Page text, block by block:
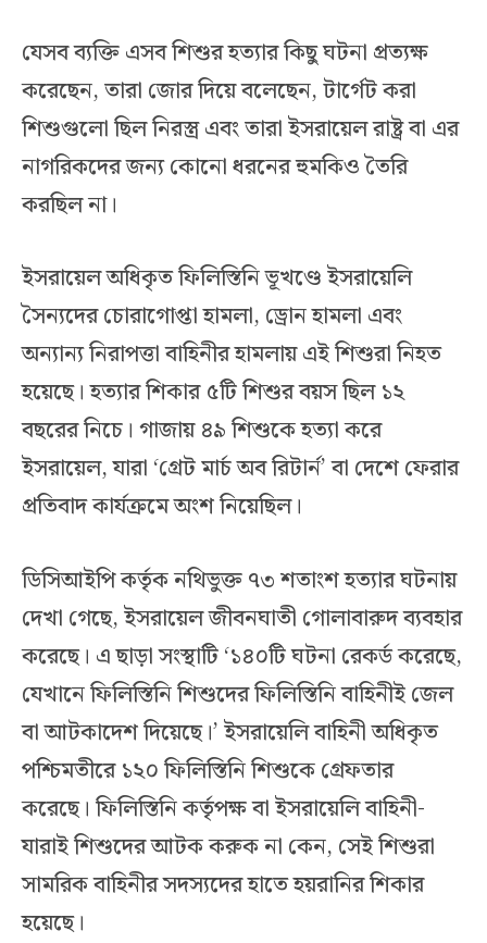
যেসব ব্যক্তি এসব শিশুর হত্যার কিছু ঘটনা প্রত্যক্ষ
করেছেন, তারা জোর দিয়ে বলেছেন, টার্গেট করা
শিশুগুলো ছিল নিরস্ত্র এবং তারা ইসরায়েল রাষ্ট্র বা এর
নাগরিকদের জন্য কোনো ধরনের হুমকিও তৈরি
করছিল না।
ইসরায়েল অধিকৃত ফিলিস্তিনি ভূখণ্ডে ইসরায়েলি
সৈন্যদের চোরাগোপ্তা হামলা, ড্রোন হামলা এবং
অন্যান্য নিরাপত্তা বাহিনীর হামলায় এই শিশুরা নিহত
হয়েছে। হত্যার শিকার ৫টি শিশুর বয়স ছিল ১২
বছরের নিচে। গাজায় ৪৯ শিশুকে হত্যা করে
ইসরায়েল, যারা ‘গ্রেট মার্চ অব রিটার্ন’ বা দেশে ফেরার
প্রতিবাদ কার্যক্রমে অংশ নিয়েছিল।
ডিসিআইপি কর্তৃক নথিভুক্ত ৭৩ শতাংশ হত্যার ঘটনায়
দেখা গেছে, ইসরায়েল জীবনঘাতী গোলাবারুদ ব্যবহার
করেছে। এ ছাড়া সংস্থাটি ‘১৪০টি ঘটনা রেকর্ড করেছে,
যেখানে ফিলিস্তিনি শিশুদের ফিলিস্তিনি বাহিনীই জেল
বা আটকাদেশ দিয়েছে।’ ইসরায়েলি বাহিনী অধিকৃত
পশ্চিমতীরে ১২০ ফিলিস্তিনি শিশুকে গ্রেফতার
করেছে। ফিলিস্তিনি কর্তৃপক্ষ বা ইসরায়েলি বাহিনী-
যারাই শিশুদের আটক করুক না কেন, সেই শিশুরা
সামরিক বাহিনীর সদস্যদের হাতে হয়রানির শিকার
হয়েছে।